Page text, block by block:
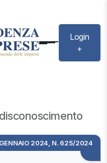
Login
+
GENNAIO 2024, N. 625/2024